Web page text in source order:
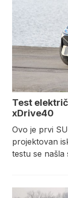
Test
xDrive40
Ovo je prvi
projektovan
testu se